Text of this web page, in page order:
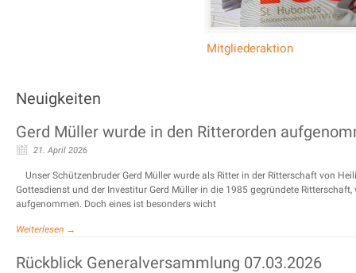
Mitgliederaktion
Neuigkeiten
Gerd Müller wurde in den Ritterorden
21. April 2026
Unser Schützenbruder Gerd Müller wurde als Ritter in der Ritterschaft von
Gottesdienst und der Investitur Gerd Müller in die 1985 gegründete
aufgenommen. Doch eines ist besonders wicht
Weiterlesen →
Rückblick Generalversammlung 07.03.2026